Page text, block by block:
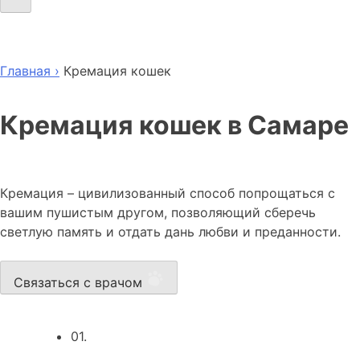
Главная › Кремация кошек
Кремация кошек в Самаре
Кремация – цивилизованный способ попрощаться с
вашим пушистым другом, позволяющий сберечь
светлую память и отдать дань любви и преданности.
Связаться с врачом
01.